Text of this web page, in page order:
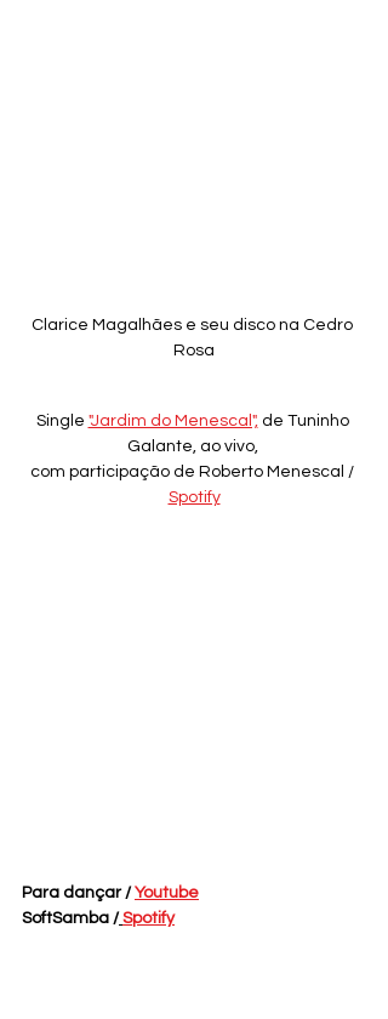
Clarice Magalhães e seu disco na Cedro
Rosa
Single "Jardim do Menescal", de Tuninho
Galante, ao vivo,
com participação de Roberto Menescal /
Spotify
Para dançar / Youtube
SoftSamba / Spotify